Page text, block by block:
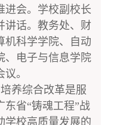
进会。学校副校长
讲话。教务处、财
机科学学院、自动
、电子与信息学院
。
养综合改革是服
东省“铸魂工程”战
学校高质量发展的